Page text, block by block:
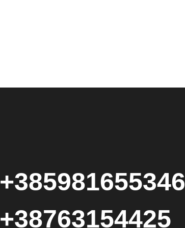
+385981655346
+38763154425